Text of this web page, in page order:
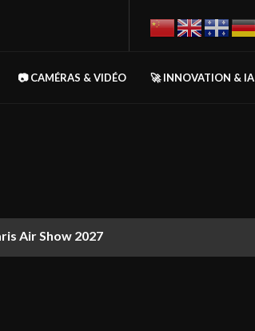
📷 CAMÉRAS & VIDÉO 🚀 INNOVATION & IA
Air Show 2027